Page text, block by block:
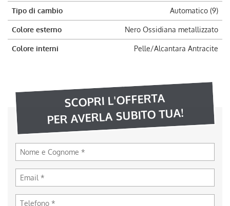
Tipo di cambio Automatico (9)
Colore esterno Nero Ossidiana metallizzato
Colore interni Pelle/Alcantara Antracite
SCOPRI L'OFFERTA
PER AVERLA SUBITO TUA!